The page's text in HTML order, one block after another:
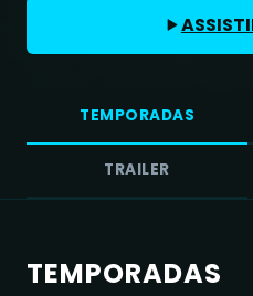
TEMPORADAS
TRAILER
TEMPORADAS